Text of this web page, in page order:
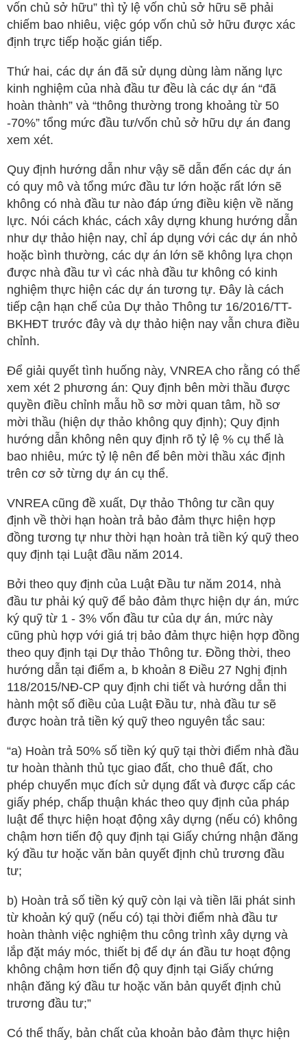
vốn chủ sở hữu” thì tỷ lệ vốn chủ sở hữu sẽ phải
chiếm bao nhiêu, việc góp vốn chủ sở hữu được xác
định trực tiếp hoặc gián tiếp.
Thứ hai, các dự án đã sử dụng dùng làm năng lực
kinh nghiệm của nhà đầu tư đều là các dự án “đã
hoàn thành” và “thông thường trong khoảng từ 50
-70%” tổng mức đầu tư/vốn chủ sở hữu dự án đang
xem xét.
Quy định hướng dẫn như vậy sẽ dẫn đến các dự án
có quy mô và tổng mức đầu tư lớn hoặc rất lớn sẽ
không có nhà đầu tư nào đáp ứng điều kiện về năng
lực. Nói cách khác, cách xây dựng khung hướng dẫn
như dự thảo hiện nay, chỉ áp dụng với các dự án nhỏ
hoặc bình thường, các dự án lớn sẽ không lựa chọn
được nhà đầu tư vì các nhà đầu tư không có kinh
nghiệm thực hiện các dự án tương tự. Đây là cách
tiếp cận hạn chế của Dự thảo Thông tư 16/2016/TT-
BKHĐT trước đây và dự thảo hiện nay vẫn chưa điều
chỉnh.
Để giải quyết tình huống này, VNREA cho rằng có thể
xem xét 2 phương án: Quy định bên mời thầu được
quyền điều chỉnh mẫu hồ sơ mời quan tâm, hồ sơ
mời thầu (hiện dự thảo không quy định); Quy định
hướng dẫn không nên quy định rõ tỷ lệ % cụ thể là
bao nhiêu, mức tỷ lệ nên để bên mời thầu xác định
trên cơ sở từng dự án cụ thể.
VNREA cũng đề xuất, Dự thảo Thông tư cần quy
định về thời hạn hoàn trả bảo đảm thực hiện hợp
đồng tương tự như thời hạn hoàn trả tiền ký quỹ theo
quy định tại Luật đầu năm 2014.
Bởi theo quy định của Luật Đầu tư năm 2014, nhà
đầu tư phải ký quỹ để bảo đảm thực hiện dự án, mức
ký quỹ từ 1 - 3% vốn đầu tư của dự án, mức này
cũng phù hợp với giá trị bảo đảm thực hiện hợp đồng
theo quy định tại Dự thảo Thông tư. Đồng thời, theo
hướng dẫn tại điểm a, b khoản 8 Điều 27 Nghị định
118/2015/NĐ-CP quy định chi tiết và hướng dẫn thi
hành một số điều của Luật Đầu tư, nhà đầu tư sẽ
được hoàn trả tiền ký quỹ theo nguyên tắc sau:
“a) Hoàn trả 50% số tiền ký quỹ tại thời điểm nhà đầu
tư hoàn thành thủ tục giao đất, cho thuê đất, cho
phép chuyển mục đích sử dụng đất và được cấp các
giấy phép, chấp thuận khác theo quy định của pháp
luật để thực hiện hoạt động xây dựng (nếu có) không
chậm hơn tiến độ quy định tại Giấy chứng nhận đăng
ký đầu tư hoặc văn bản quyết định chủ trương đầu
tư;
b) Hoàn trả số tiền ký quỹ còn lại và tiền lãi phát sinh
từ khoản ký quỹ (nếu có) tại thời điểm nhà đầu tư
hoàn thành việc nghiệm thu công trình xây dựng và
lắp đặt máy móc, thiết bị để dự án đầu tư hoạt động
không chậm hơn tiến độ quy định tại Giấy chứng
nhận đăng ký đầu tư hoặc văn bản quyết định chủ
trương đầu tư;”
Có thể thấy, bản chất của khoản bảo đảm thực hiện